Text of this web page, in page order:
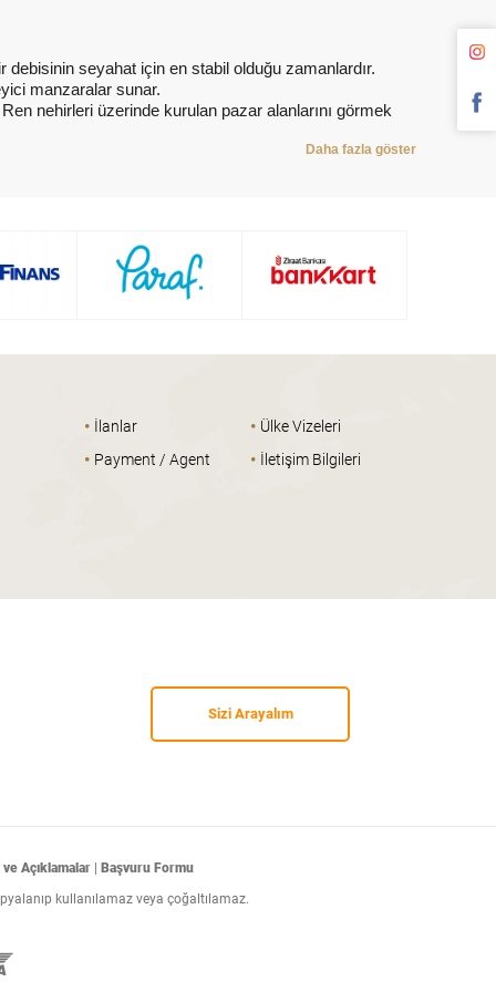
debisinin seyahat için en stabil olduğu zamanlardır.
manzaralar sunar.
nehirleri üzerinde kurulan pazar alanlarını görmek
Daha fazla göster
• İlanlar • Ülke Vizeleri
• Payment / Agent • İletişim Bilgileri
Sizi Arayalım
ve Açıklamalar
Başvuru Formu
kullanılamaz veya çoğaltılamaz.